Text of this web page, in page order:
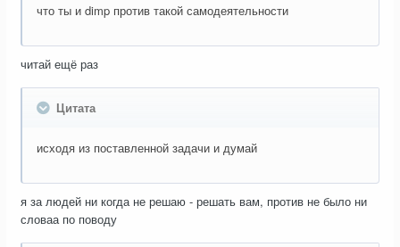
что ты и dimp против такой самодеятельности
читай ещё раз
Цитата
исходя из поставленной задачи и думай
я за людей ни когда не решаю - решать вам, против не было ни
словаа по поводу